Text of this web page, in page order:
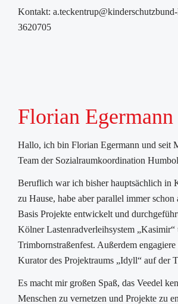
Kontakt:
3620705
Florian Egermann
Hallo, ich bin Florian Egermann und seit
Team der Sozialraumkoordination
Beruflich war ich bisher hauptsächlich in
zu Hause, habe aber parallel immer
Basis Projekte entwickelt und
Kölner Lastenradverleihsystem „Kasimir“
Trimbornstraßenfest. Außerdem
Kurator des Projektraums „Idyll“ auf der
Es macht mir großen Spaß, das Veedel
Menschen zu vernetzen und Projekte zu